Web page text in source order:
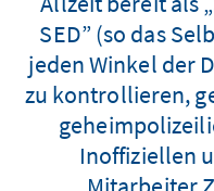
SED” (so das
jeden Winkel der
zu kontrollieren,
Inoffiziellen